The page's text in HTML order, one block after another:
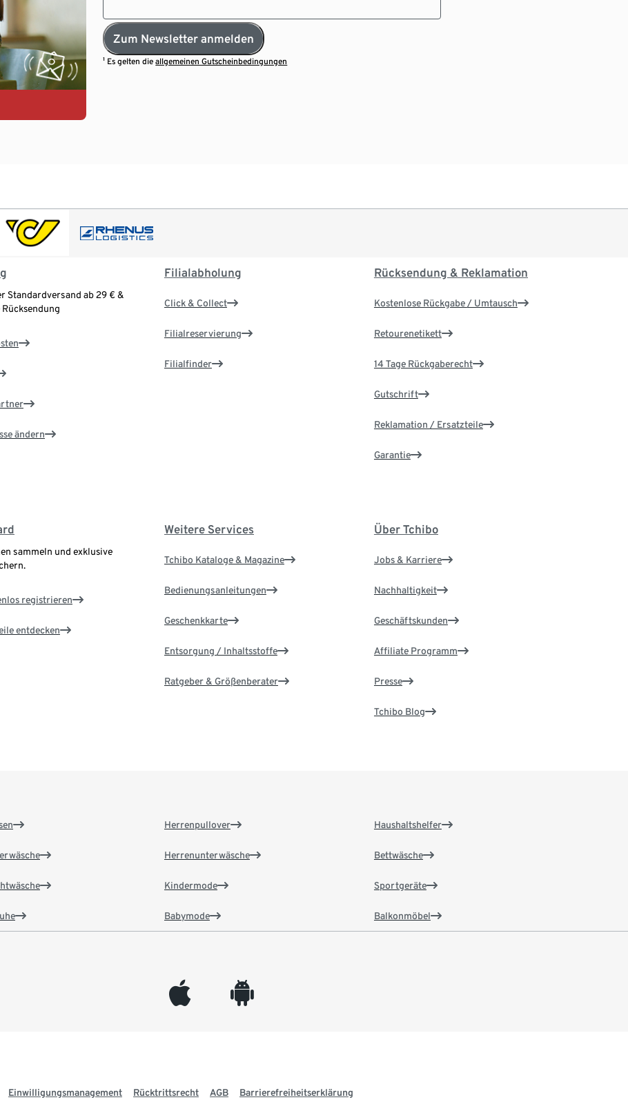
Zum Newsletter anmelden
¹ Es gelten dieallgemeinen Gutscheinbedingungen
Standardversand ab 29 € &
ändern
Filialabholung
Click & Collect
Filialreservierung
Filialfinder
Rücksendung & Reklamation
Kostenlose Rückgabe / Umtausch
Retourenetikett
14 Tage Rückgaberecht
Gutschrift
Reklamation / Ersatzteile
Garantie
sammeln und exklusive
registrieren
entdecken
Weitere Services
Tchibo Kataloge & Magazine
Bedienungsanleitungen
Geschenkkarte
Entsorgung / Inhaltsstoffe
Ratgeber & Größenberater
Über Tchibo
Jobs & Karriere
Nachhaltigkeit
Geschäftskunden
Affiliate Programm
Presse
Tchibo Blog
Herrenpullover
Herrenunterwäsche
Kindermode
Babymode
Haushaltshelfer
Bettwäsche
Sportgeräte
Balkonmöbel
appleinc android
Einwilligungsmanagement Rücktrittsrecht AGB Barrierefreiheitserklärung